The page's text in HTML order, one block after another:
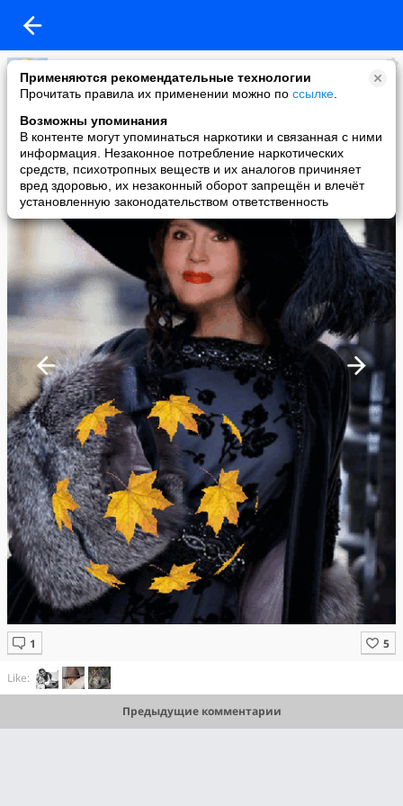
Применяются рекомендательные технологии
Прочитать правила их применении можно по ссылке
Возможны упоминания
В контенте могут упоминаться наркотики и связанная с ними
информация. Незаконное потребление наркотических
средств, психотропных веществ и их аналогов причиняет
вред здоровью, их незаконный оборот запрещён и влечёт
установленную законодательством ответственность
Лариса Росс
added a photo
17 Sep в 21:33
Like:
Предыдущие комментарии